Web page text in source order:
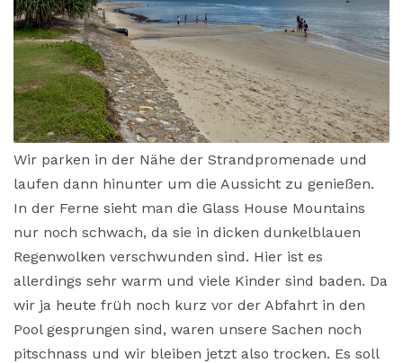
Wir parken in der Nähe der Strandpromenade und
laufen dann hinunter um die Aussicht zu genießen.
In der Ferne sieht man die Glass House Mountains
nur noch schwach, da sie in dicken dunkelblauen
Regenwolken verschwunden sind. Hier ist es
allerdings sehr warm und viele Kinder sind baden. Da
wir ja heute früh noch kurz vor der Abfahrt in den
Pool gesprungen sind, waren unsere Sachen noch
pitschnass und wir bleiben jetzt also trocken. Es soll